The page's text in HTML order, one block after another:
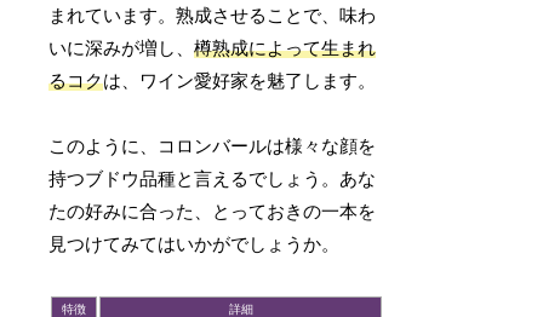
まれています。熟成させることで、味わ
いに深みが増し、樽熟成によって生まれ
るコクは、ワイン愛好家を魅了します。
このように、コロンバールは様々な顔を
持つブドウ品種と言えるでしょう。あな
たの好みに合った、とっておきの一本を
見つけてみてはいかがでしょうか。
特徴 詳細